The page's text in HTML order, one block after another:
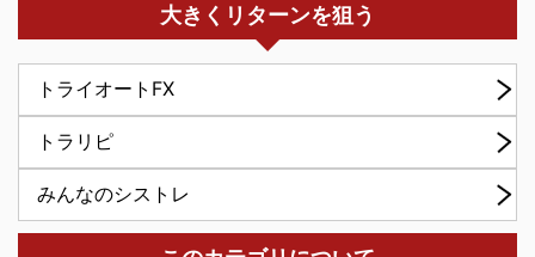
大きくリターンを狙う
トライオートFX
トラリピ
みんなのシストレ